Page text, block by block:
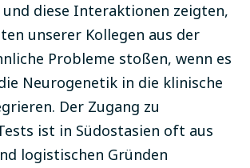
und diese Interaktionen zeigten,
unserer Kollegen aus der
Probleme stoßen, wenn es
Neurogenetik in die klinische
Der Zugang zu
ist in Südostasien oft aus
logistischen Gründen